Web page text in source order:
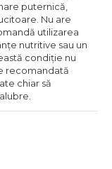
puternică,
Nu are
utilizarea
nutritive sau un
condiție nu
recomandată
chiar să